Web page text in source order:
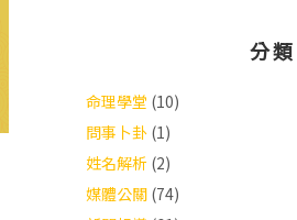
分類
命理學堂 (10)
問事卜卦 (1)
姓名解析 (2)
媒體公關 (74)